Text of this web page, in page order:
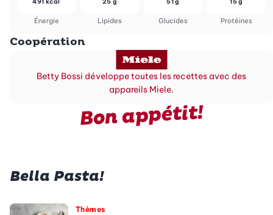
Énergie
491 kcal
Lipides
25 g
Glucides
51 g
Protéines
15 g
Coopération
Betty Bossi développe toutes les recettes avec des
appareils Miele.
Bon appétit!
Bella Pasta!
Thèmes